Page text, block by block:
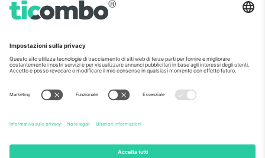
Ticombo Italia
Mimi Balkanska 132, 1540, Sofia,
base alla località, all'evento e/o al dominio. Per i dettagli controlla la
pagina specifica dell'evento, l'impronta e i termini.,